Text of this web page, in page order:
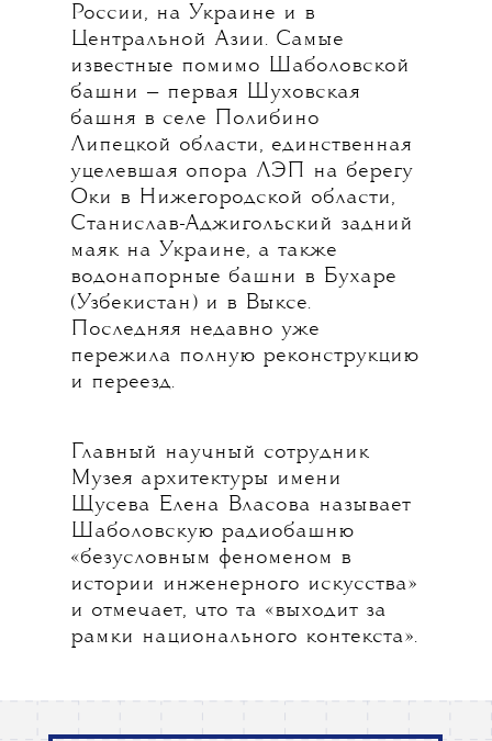
России, на Украине и в
Центральной Азии. Самые
известные помимо Шаболовской
башни — первая Шуховская
башня в селе Полибино
Липецкой области, единственная
уцелевшая опора ЛЭП на берегу
Оки в Нижегородской области,
Станислав-Аджигольский задний
маяк на Украине, а также
водонапорные башни в Бухаре
(Узбекистан) и в Выксе.
Последняя недавно уже
пережила полную реконструкцию
и переезд.
Главный научный сотрудник
Музея архитектуры имени
Щусева Елена Власова называет
Шаболовскую радиобашню
«безусловным феноменом в
истории инженерного искусства»
и отмечает, что та «выходит за
рамки национального контекста».